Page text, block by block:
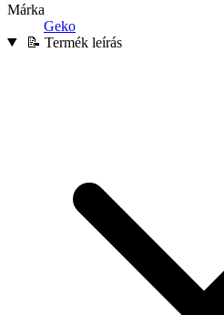
Márka
Geko
📝 Termék leírás